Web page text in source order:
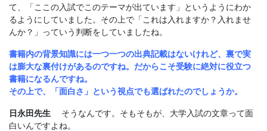
て、「ここの入試でこのテーマが出ています」というようにわか
るようにしていました。その上で「これは入れますか？入れませ
んか？」っていう判断をしていましたね。
書籍内の背景知識には一つ一つの出典記載はないけれど、裏で実
は膨大な裏付けがあるのですね。だからこそ受験に絶対に役立つ
書籍になるんですね。
その上で、「面白さ」という視点でも選ばれたのでしょうか。
日永田先生 そうなんです。そもそもが、大学入試の文章って面
白いんですよね。